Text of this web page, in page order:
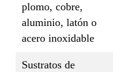
plomo, cobre,
aluminio, latón o
acero inoxidable
Sustratos de